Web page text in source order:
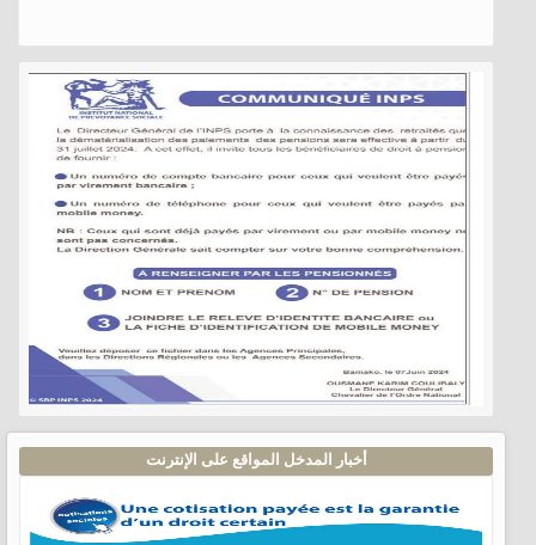
أخبار المدخل المواقع على الإنترنت